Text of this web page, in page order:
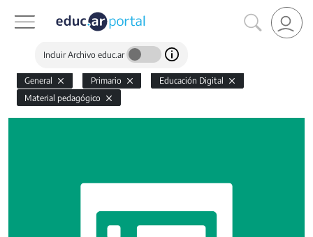
Incluir Archivo educ.ar
General Primario
Educación Digital
Material pedagógico